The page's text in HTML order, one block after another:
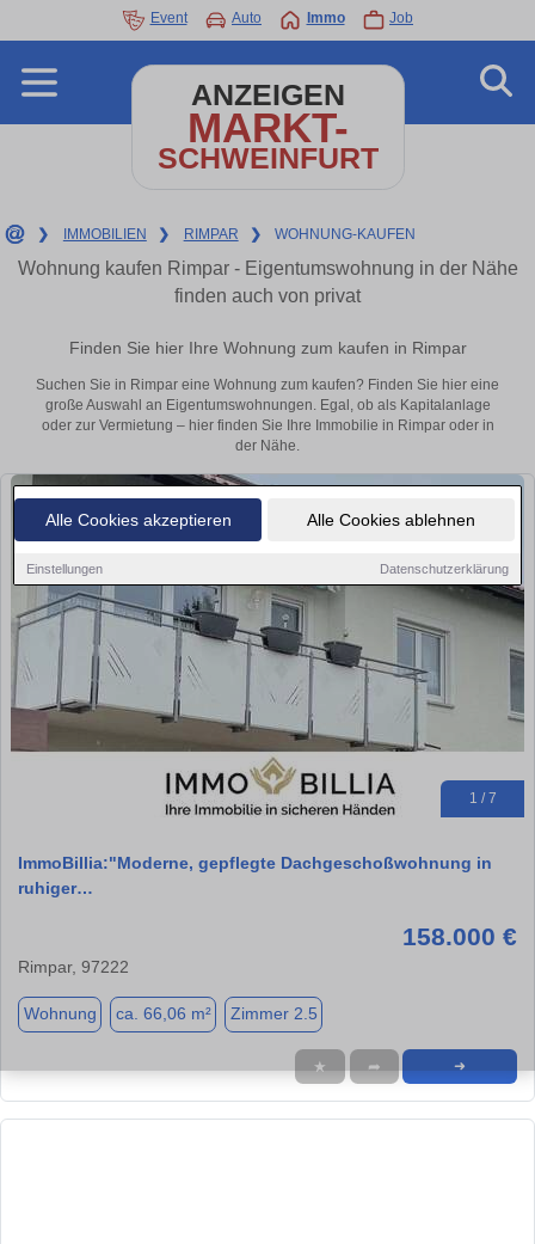
Alle Cookies akzeptieren Alle Cookies ablehnen
Einstellungen Datenschutzerklärung
Event Auto Immo Job
ANZEIGEN
MARKT-
SCHWEINFURT
❯ IMMOBILIEN ❯ RIMPAR ❯ WOHNUNG-KAUFEN
Wohnung kaufen Rimpar - Eigentumswohnung in der Nähe
finden auch von privat
Finden Sie hier Ihre Wohnung zum kaufen in Rimpar
Suchen Sie in Rimpar eine Wohnung zum kaufen? Finden Sie hier eine
große Auswahl an Eigentumswohnungen. Egal, ob als Kapitalanlage
oder zur Vermietung – hier finden Sie Ihre Immobilie in Rimpar oder in
der Nähe.
1 / 7
ImmoBillia:"Moderne, gepflegte Dachgeschoßwohnung in
ruhiger…
158.000 €
Rimpar, 97222
Wohnung ca. 66,06 m² Zimmer 2.5
★ ➦ ➜